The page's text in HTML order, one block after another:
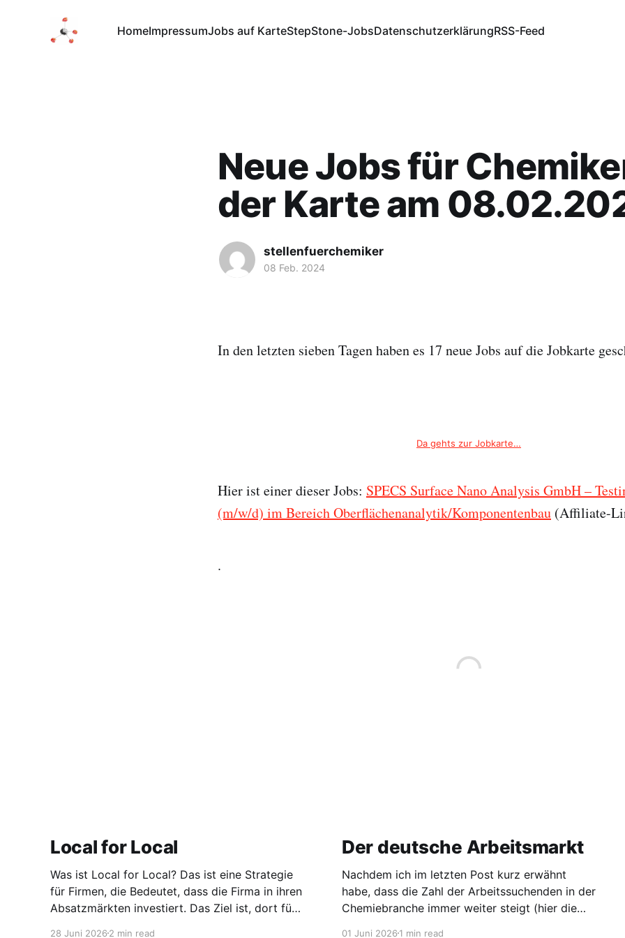
HomeImpressumJobs auf KarteStepStone-JobsDatenschutzerklärungRSS-Feed
Neue Jobs für
der Karte am
stellenfuerchemiker
08 Feb. 2024
In den letzten sieben Tagen haben es 17 neue Jobs auf die Jobkarte
Da gehts zur Jobkarte…
Hier ist einer dieser Jobs: SPECS Surface Nano Analysis GmbH –
(m/w/d) im Bereich Oberflächenanalytik/Komponentenbau (Affiliate-
.
Local for Local
Was ist Local for Local? Das ist eine Strategie
für Firmen, die Bedeutet, dass die Firma in ihren
Absatzmärkten investiert. Das Ziel ist, dort für
28 Juni 2026 2 min read
Der deutsche Arbeitsmarkt
Nachdem ich im letzten Post kurz erwähnt
habe, dass die Zahl der Arbeitssuchenden in der
Chemiebranche immer weiter steigt (hier die
01 Juni 20261 min read